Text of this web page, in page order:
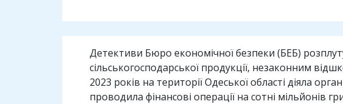
Детективи Бюро економічної безпеки (БЕБ)
сільськогосподарської продукції, незаконним
2023 років на території Одеської області діяла
проводила фінансові операції на сотні